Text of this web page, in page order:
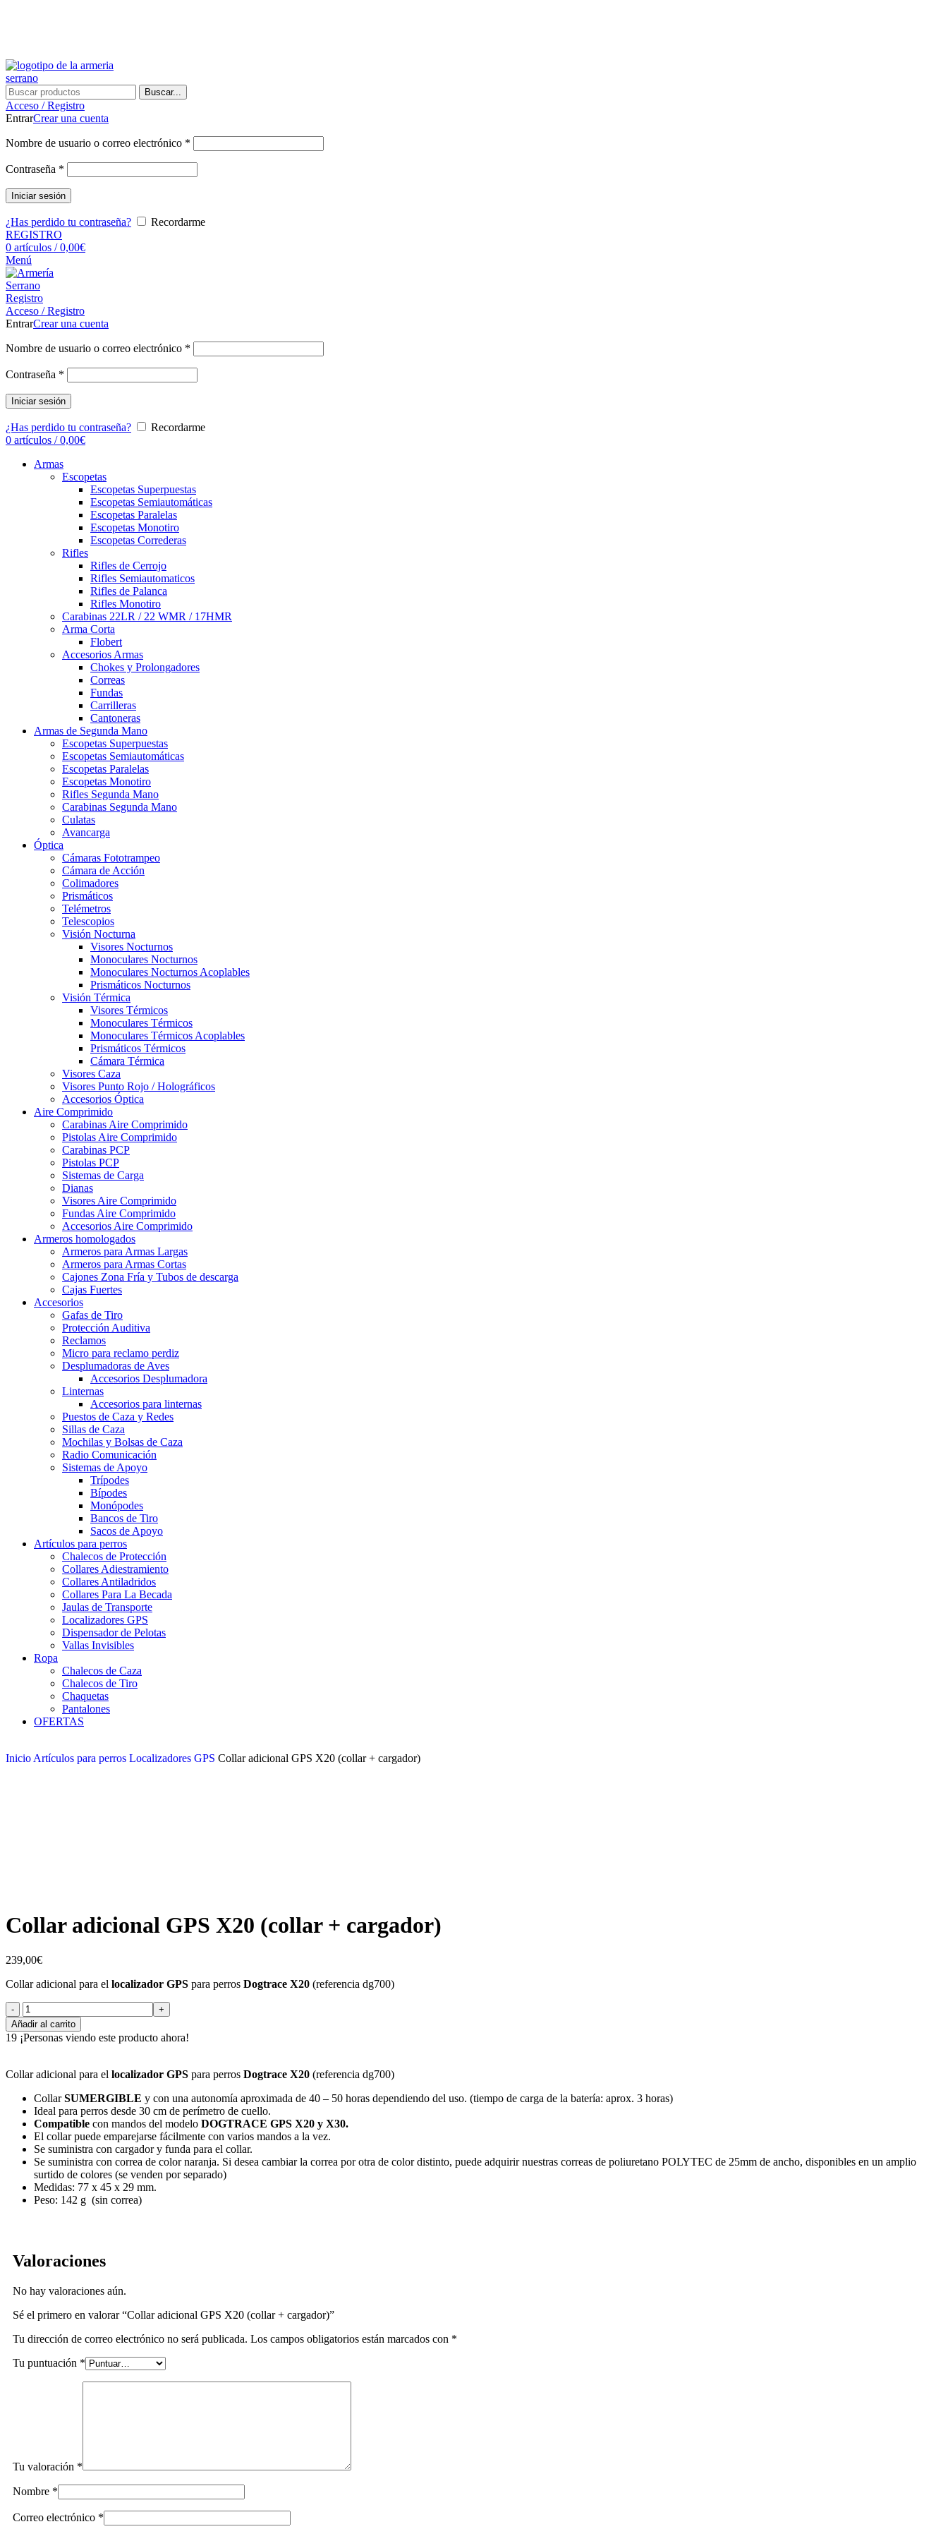
Buscar...
Acceso / Registro
EntrarCrear una cuenta
Nombre de usuario o correo electrónico *
Contraseña *
Iniciar sesión
¿Has perdido tu contraseña?
Recordarme
REGISTRO
0 artículos / 0,00€
Menú
Registro
Acceso / Registro
EntrarCrear una cuenta
Nombre de usuario o correo electrónico *
Contraseña *
Iniciar sesión
¿Has perdido tu contraseña?
Recordarme
0 artículos / 0,00€
Armas
Escopetas
Escopetas Superpuestas
Escopetas Semiautomáticas
Escopetas Paralelas
Escopetas Monotiro
Escopetas Correderas
Rifles
Rifles de Cerrojo
Rifles Semiautomaticos
Rifles de Palanca
Rifles Monotiro
Carabinas 22LR / 22 WMR / 17HMR
Arma Corta
Flobert
Accesorios Armas
Chokes y Prolongadores
Correas
Fundas
Carrilleras
Cantoneras
Armas de Segunda Mano
Escopetas Superpuestas
Escopetas Semiautomáticas
Escopetas Paralelas
Escopetas Monotiro
Rifles Segunda Mano
Carabinas Segunda Mano
Culatas
Avancarga
Óptica
Cámaras Fototrampeo
Cámara de Acción
Colimadores
Prismáticos
Telémetros
Telescopios
Visión Nocturna
Visores Nocturnos
Monoculares Nocturnos
Monoculares Nocturnos Acoplables
Prismáticos Nocturnos
Visión Térmica
Visores Térmicos
Monoculares Térmicos
Monoculares Térmicos Acoplables
Prismáticos Térmicos
Cámara Térmica
Visores Caza
Visores Punto Rojo / Holográficos
Accesorios Óptica
Aire Comprimido
Carabinas Aire Comprimido
Pistolas Aire Comprimido
Carabinas PCP
Pistolas PCP
Sistemas de Carga
Dianas
Visores Aire Comprimido
Fundas Aire Comprimido
Accesorios Aire Comprimido
Armeros homologados
Armeros para Armas Largas
Armeros para Armas Cortas
Cajones Zona Fría y Tubos de descarga
Cajas Fuertes
Accesorios
Gafas de Tiro
Protección Auditiva
Reclamos
Micro para reclamo perdiz
Desplumadoras de Aves
Accesorios Desplumadora
Linternas
Accesorios para linternas
Puestos de Caza y Redes
Sillas de Caza
Mochilas y Bolsas de Caza
Radio Comunicación
Sistemas de Apoyo
Trípodes
Bípodes
Monópodes
Bancos de Tiro
Sacos de Apoyo
Artículos para perros
Chalecos de Protección
Collares Adiestramiento
Collares Antiladridos
Collares Para La Becada
Jaulas de Transporte
Localizadores GPS
Dispensador de Pelotas
Vallas Invisibles
Ropa
Chalecos de Caza
Chalecos de Tiro
Chaquetas
Pantalones
OFERTAS
Inicio Artículos para perros Localizadores GPS Collar adicional GPS X20 (collar + cargador)
Collar adicional GPS X20 (collar + cargador)
239,00€
Collar adicional para el localizador GPS para perros Dogtrace X20 (referencia dg700)
Añadir al carrito
19 ¡Personas viendo este producto ahora!
Collar adicional para el localizador GPS para perros Dogtrace X20 (referencia dg700)
CollarSUMERGIBLE y con una autonomía aproximada de 40 – 50 horas dependiendo del uso. (tiempo de carga de la batería: aprox. 3 horas)
Ideal para perros desde 30 cm de perímetro de cuello.
Compatible con mandos del modelo DOGTRACE GPS X20 y X30.
El collar puede emparejarse fácilmente con varios mandos a la vez.
Se suministra con cargador y funda para el collar.
Se suministra con correa de color naranja. Si desea cambiar la correa por otra de color distinto, puede adquirir nuestras correas de poliuretano POLYTEC de 25mm de ancho, disponibles en un amplio
surtido de colores (se venden por separado)
Medidas: 77 x 45 x 29 mm.
Peso: 142 g (sin correa)
Valoraciones
No hay valoraciones aún.
Sé el primero en valorar “Collar adicional GPS X20 (collar + cargador)”
Tu dirección de correo electrónico no será publicada. Los campos obligatorios están marcados con *
Tu puntuación *
Tu valoración *
Nombre *
Correo electrónico *